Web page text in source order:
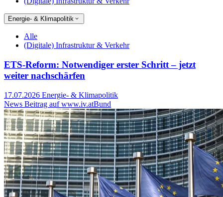
Energie- & Klimapolitik
Alle
(Digitale) Infrastruktur & Verkehr
ETS-Reform: Notwendiger erster Schritt – jetzt
weiter nachschärfen
17.07.2026 Energie- & Klimapolitik
News Beitrag auf www.iv.atBund